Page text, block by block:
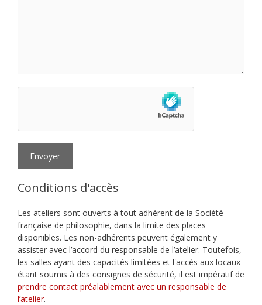
Envoyer
Conditions d'accès
Les ateliers sont ouverts à tout adhérent de la Société
française de philosophie, dans la limite des places
disponibles. Les non-adhérents peuvent également y
assister avec l’accord du responsable de l’atelier. Toutefois,
les salles ayant des capacités limitées et l'accès aux locaux
étant soumis à des consignes de sécurité, il est impératif de
prendre contact préalablement avec un responsable de
l’atelier.